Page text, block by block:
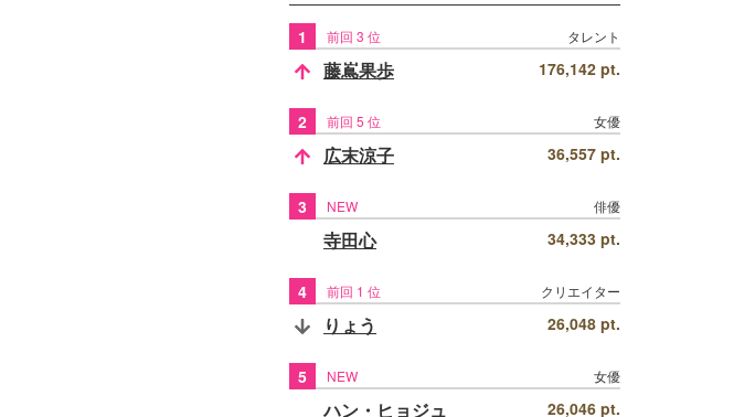
1 前回 3 位 タレント
藤嶌果歩 176,142 pt.
2 前回 5 位 女優
広末涼子 36,557 pt.
3 NEW 俳優
寺田心 34,333 pt.
4 前回 1 位 クリエイター
りょう 26,048 pt.
5 NEW 女優
ハン・ヒョジュ 26,046 pt.